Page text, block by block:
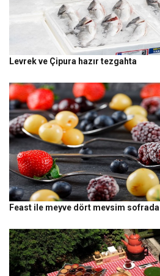
Levrek ve Çipura hazır tezgahta
Feast ile meyve dört mevsim sofrada